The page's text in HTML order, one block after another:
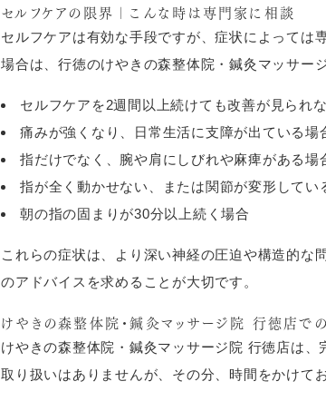
セルフケアの限界｜こんな時は専門家に相談
セルフケアは有効な手段ですが、症状によっては
場合は、行徳のけやきの森整体院・鍼灸マッサー
セルフケアを2週間以上続けても改善が見られ
痛みが強くなり、日常生活に支障が出ている場
指だけでなく、腕や肩にしびれや麻痺がある場
指が全く動かせない、または関節が変形してい
朝の指の固まりが30分以上続く場合
これらの症状は、より深い神経の圧迫や構造的な
のアドバイスを求めることが大切です。
けやきの森整体院・鍼灸マッサージ院 行徳店で
けやきの森整体院・鍼灸マッサージ院 行徳店は
取り扱いはありませんが、その分、時間をかけて